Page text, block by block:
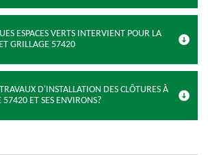
ESPACES VERTS INTERVIENT POUR LA
GRILLAGE 57420
D'INSTALLATION DES CLÔTURES À
ET SES ENVIRONS?